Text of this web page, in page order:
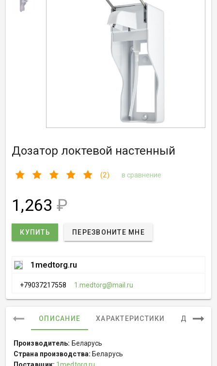
Дозатор локтевой настенный
(2) в сравнение
1,263 ₽
КУПИТЬ ПЕРЕЗВОНИТЕ МНЕ
1medtorg.ru
+79037217558 1.medtorg@mail.ru
ОПИСАНИЕ ХАРАКТЕРИСТИКИ
Производитель: Беларусь
Страна производства: Беларусь